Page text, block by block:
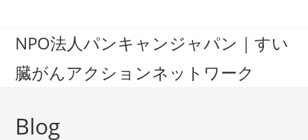
contentNPO法人パンキャンジャパン｜すい
臓がんアクションネットワーク
Blog